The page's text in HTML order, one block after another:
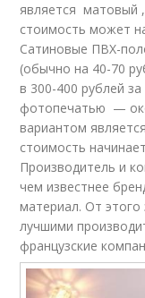
является матовый
стоимость может
Сатиновые ПВХ-
(обычно на 40-70
в 300-400 рублей
фотопечатью —
вариантом
стоимость
Производитель и
чем известнее
материал. От этого
лучшими
французские